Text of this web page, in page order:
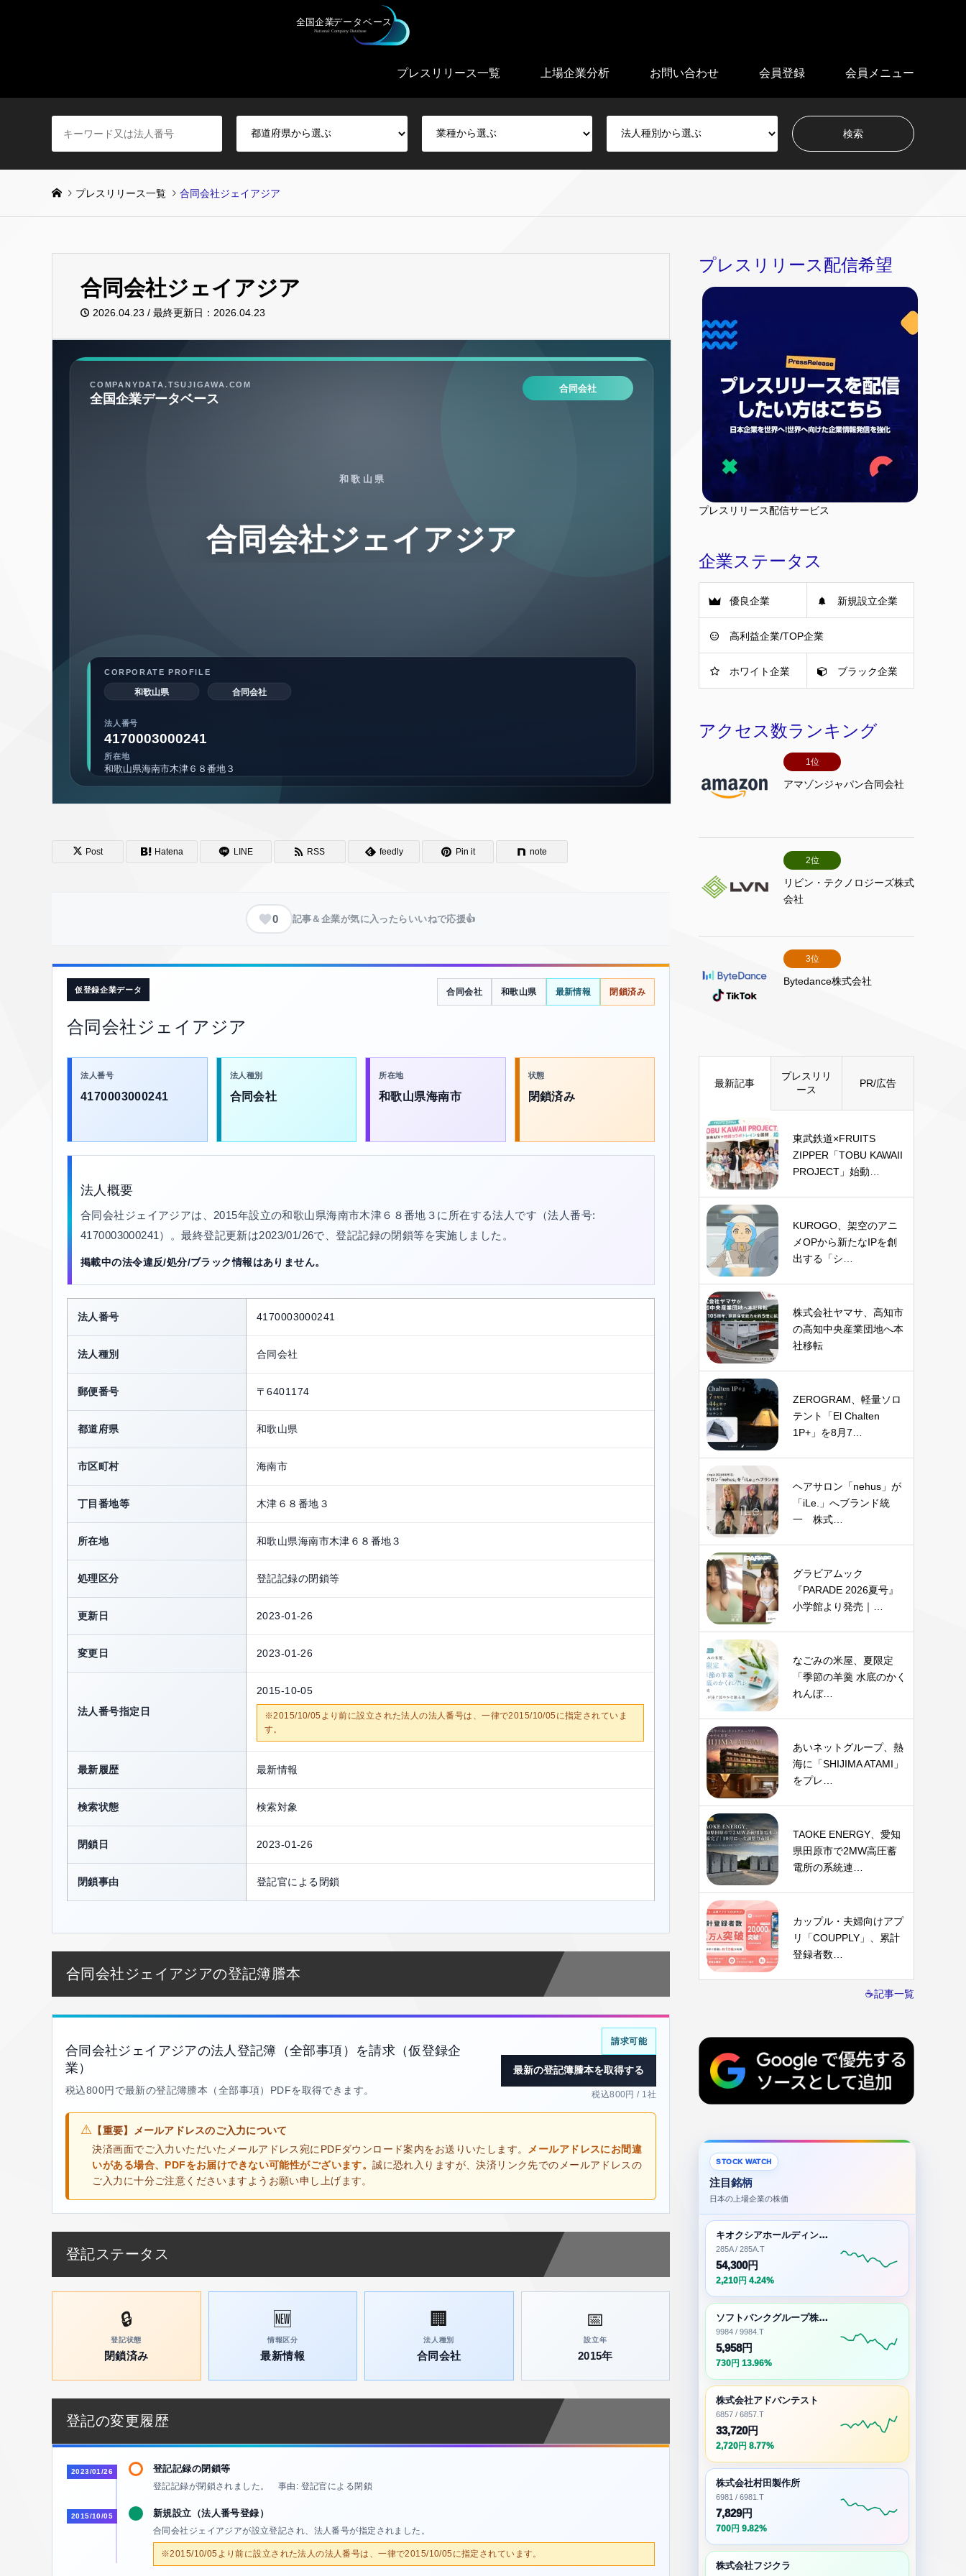
プレスリリース一覧 上場企業分析 お問い合わせ 会員登録 会員メニュー
プレスリリース一覧 合同会社ジェイアジア
合同会社ジェイアジア
2026.04.23 / 最終更新日：2026.04.23
Post Hatena LINE RSS feedly Pin it note
0 記事＆企業が気に入ったらいいねで応援👍
仮登録企業データ
合同会社ジェイアジア
合同会社 和歌山県 最新情報 閉鎖済み
法人番号
4170003000241
法人種別
合同会社
所在地
和歌山県海南市
状態
閉鎖済み
法人概要
合同会社ジェイアジアは、2015年設立の和歌山県海南市木津６８番地３に所在する法人です（法人番号:
4170003000241）。最終登記更新は2023/01/26で、登記記録の閉鎖等を実施しました。
掲載中の法令違反/処分/ブラック情報はありません。
法人番号 4170003000241
法人種別 合同会社
郵便番号 〒6401174
都道府県 和歌山県
市区町村 海南市
丁目番地等 木津６８番地３
所在地 和歌山県海南市木津６８番地３
処理区分 登記記録の閉鎖等
更新日 2023-01-26
変更日 2023-01-26
法人番号指定日
2015-10-05
※2015/10/05より前に設立された法人の法人番号は、一律で2015/10/05に指定されていま
す。
最新履歴 最新情報
検索状態 検索対象
閉鎖日 2023-01-26
閉鎖事由 登記官による閉鎖
合同会社ジェイアジアの登記簿謄本
合同会社ジェイアジアの法人登記簿（全部事項）を請求（仮登録企
業）
税込800円で最新の登記簿謄本（全部事項）PDFを取得できます。
請求可能
最新の登記簿謄本を取得する
税込800円 / 1社
⚠ 【重要】メールアドレスのご入力について
決済画面でご入力いただいたメールアドレス宛にPDFダウンロード案内をお送りいたします。 メールアドレスにお間違
いがある場合、PDFをお届けできない可能性がございます。誠に恐れ入りますが、決済リンク先でのメールアドレスの
ご入力に十分ご注意くださいますようお願い申し上げます。
登記ステータス
🔒
登記状態
閉鎖済み
🆕
情報区分
最新情報
🏢
法人種別
合同会社
📅
設立年
2015年
登記の変更履歴
2023/01/26 登記記録の閉鎖等
登記記録が閉鎖されました。 事由: 登記官による閉鎖
2015/10/05 新規設立（法人番号登録）
合同会社ジェイアジアが設立登記され、法人番号が指定されました。
※2015/10/05より前に設立された法人の法人番号は、一律で2015/10/05に指定されています。
プレスリリース配信希望
プレスリリース配信サービス
企業ステータス
優良企業 新規設立企業
高利益企業/TOP企業
ホワイト企業 ブラック企業
アクセス数ランキング
1位
アマゾンジャパン合同会社
2位
リビン・テクノロジーズ株式
会社
3位
Bytedance株式会社
最新記事
プレスリリ
ース
PR/広告
東武鉄道×FRUITS
ZIPPER「TOBU KAWAII
PROJECT」始動…
KUROGO、架空のアニ
メOPから新たなIPを創
出する「シ…
株式会社ヤマサ、高知市
の高知中央産業団地へ本
社移転
ZEROGRAM、軽量ソロ
テント「El Chalten
1P+」を8月7…
ヘアサロン「nehus」が
「iLe.」へブランド統
一 株式…
グラビアムック
『PARADE 2026夏号』
小学館より発売｜…
なごみの米屋、夏限定
「季節の羊羹 水底のかく
れんぼ…
あいネットグループ、熱
海に「SHIJIMA ATAMI」
をプレ…
TAOKE ENERGY、愛知
県田原市で2MW高圧蓄
電所の系統連…
カップル・夫婦向けアプ
リ「COUPPLY」、累計
登録者数…
☕記事一覧
STOCK WATCH
注目銘柄
日本の上場企業の株価
キオクシアホールディングス株式会社
285A / 285A.T
54,300円
2,210円 4.24%
ソフトバンクグループ株式会社
9984 / 9984.T
5,958円
730円 13.96%
株式会社アドバンテスト
6857 / 6857.T
33,720円
2,720円 8.77%
株式会社村田製作所
6981 / 6981.T
7,829円
700円 9.82%
株式会社フジクラ